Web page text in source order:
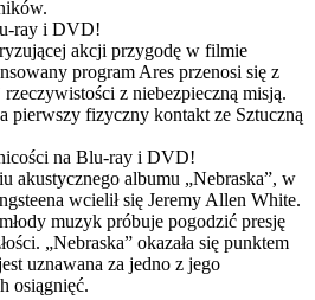
ray i DVD!
akcji przygodę w filmie
program Ares przenosi się z
z niebezpieczną misją.
pierwszy fizyczny kontakt ze Sztuczną
na Blu-ray i DVD!
akustycznego albumu „Nebraska”, w
wcielił się Jeremy Allen White.
muzyk próbuje pogodzić presję
„Nebraska” okazała się punktem
uznawana za jedno z jego
osiągnięć.